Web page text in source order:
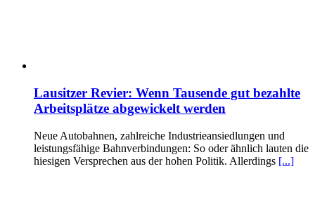
Lausitzer Revier: Wenn Tausende gut bezahlte
Arbeitsplätze abgewickelt werden
Neue Autobahnen, zahlreiche Industrieansiedlungen und
leistungsfähige Bahnverbindungen: So oder ähnlich lauten die
hiesigen Versprechen aus der hohen Politik. Allerdings [...]